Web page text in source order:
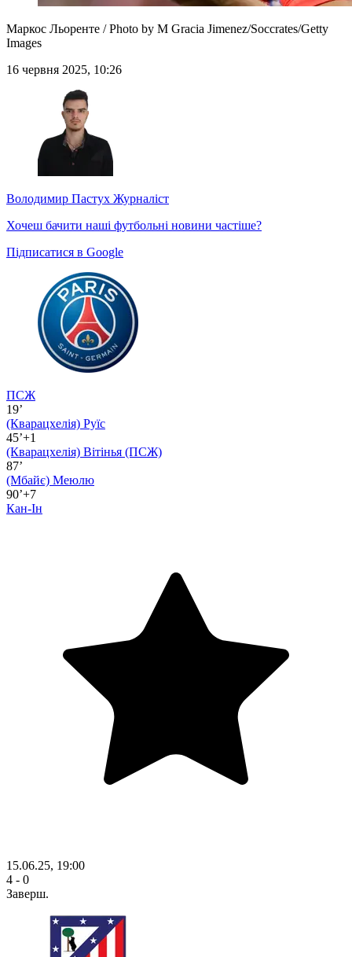
Маркос Льоренте / Photo by M Gracia Jimenez/Soccrates/Getty
Images
16 червня 2025, 10:26
Володимир Пастух Журналіст
Хочеш бачити наші футбольні новини частіше?
Підписатися в Google
ПСЖ
19’
(Кварацхелія) Руїс
45’+1
(Кварацхелія) Вітінья (ПСЖ)
87’
(Мбайє) Меюлю
90’+7
Кан-Ін
15.06.25, 19:00
4 - 0
Заверш.